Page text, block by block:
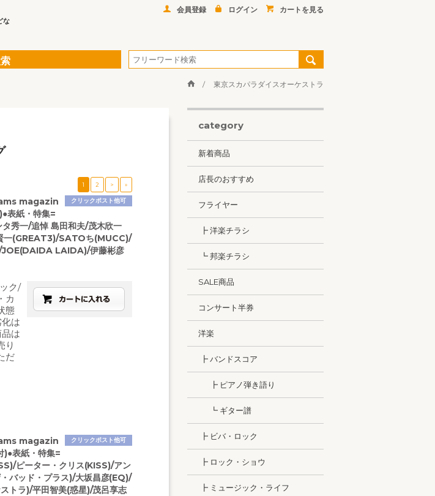
な
会員登録 ログイン カートを見る
東京スカパラダイスオーケストラ
1 2 > »
クリックポスト他可
magazin
表紙・特集=
秀一/追悼 島田和夫/茂木欣一
一(GREAT3)/SATOち(MUCC)/
LAIDA)/伊藤彬彦
ク/
カ
態
は
は
り
だ
クリックポスト他可
magazin
表紙・特集=
ピーター・クリス(KISS)/アン
バッド・プラス)/大坂昌彦(EQ)/
トラ)/平田智美(惑星)/茂呂享志
category
新着商品
店長のおすすめ
フライヤー
┣ 洋楽チラシ
┗ 邦楽チラシ
SALE商品
コンサート半券
洋楽
┣ バンドスコア
┣ ピアノ弾き語り
┗ ギター譜
┣ ビバ・ロック
┣ ロック・ショウ
┣ ミュージック・ライフ